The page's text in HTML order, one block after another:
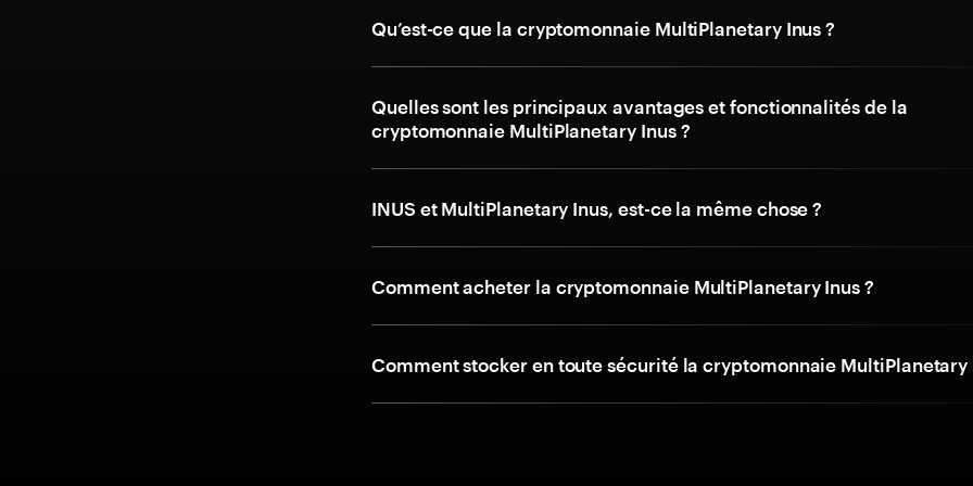
Qu’est-ce que la cryptomonnaie MultiPlanetary Inus ?
Quelles sont les principaux avantages et fonctionnalités de la
cryptomonnaie MultiPlanetary Inus ?
INUS et MultiPlanetary Inus, est-ce la même chose ?
Comment acheter la cryptomonnaie MultiPlanetary Inus ?
Comment stocker en toute sécurité la cryptomonnaie MultiPlanetary